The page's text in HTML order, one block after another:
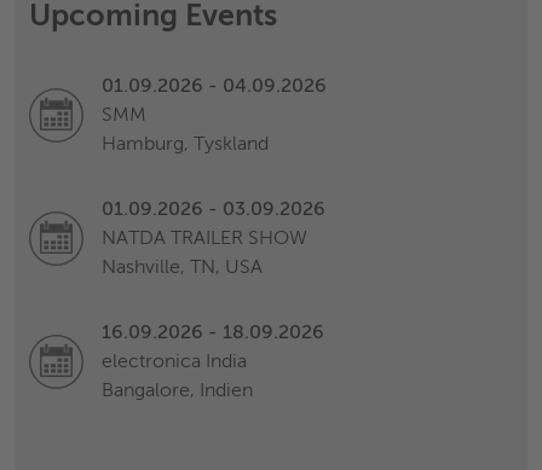
Upcoming Events
01.09.2026 - 04.09.2026
SMM
Hamburg, Tyskland
01.09.2026 - 03.09.2026
NATDA TRAILER SHOW
Nashville, TN, USA
16.09.2026 - 18.09.2026
electronica India
Bangalore, Indien